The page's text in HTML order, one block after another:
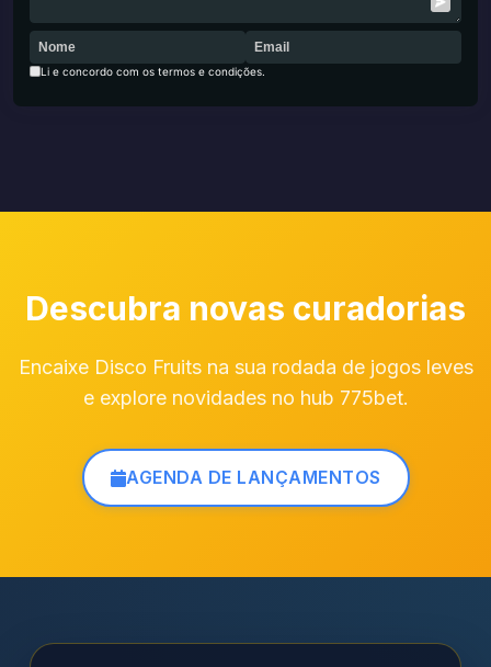
Li e concordo com os termos e condições.
Descubra novas curadorias
Encaixe Disco Fruits na sua rodada de jogos leves
e explore novidades no hub 775bet.
AGENDA DE LANÇAMENTOS